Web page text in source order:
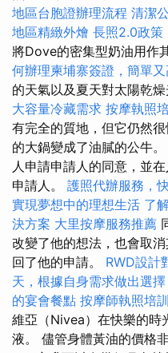
地區台胞證辦理流程 清潔
地區精緻外燴 長照2.0政策
將Dove的密集型奶油用作
何辦理柬埔寨簽證，簡單又
的天氣以及夏天對太陽乾燥
大容量冷藏需求 按摩執照
有完全的質地，但它仍然
的大鍋變成了油膩的公牛
人申請申請人的同意，並
申請人。 護照代辦服務，
實現夢想中的理想生活 了
決方案 大里按摩服務推薦
改變了他的想法，也會取
回了他的申請。 RWD設計
天，根據自身需求做出選擇
的宴會餐點 按摩師執照培訓
維亞（Nivea）在快樂的時
液。 儘管身體黃油的價格